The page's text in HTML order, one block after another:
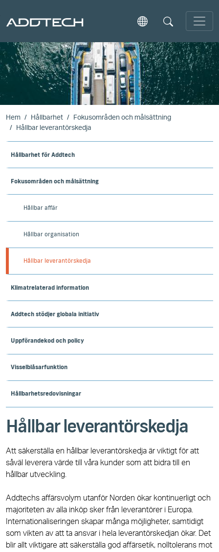
Skip to main content
Hem Hållbarhet
Fokusområden och målsättning
Hållbar leverantörskedja
Hållbarhet för Addtech
Fokusområden och målsättning
Hållbar affär
Hållbar organisation
Hållbar leverantörskedja
Klimatrelaterad information
Addtech stödjer globala initiativ
Uppförandekod och policy
Visselblåsarfunktion
Hållbarhetsredovisningar
Hållbar leverantörskedja
Att säkerställa en hållbar leverantörskedja är viktigt för att
såväl leverera värde till våra kunder som att bidra till en
hållbar utveckling.
Addtechs affärsvolym utanför Norden ökar kontinuerligt och
majoriteten av alla inköp sker från leverantörer i Europa.
Internationaliseringen skapar många möjligheter, samtidigt
som vikten av att ta ansvar i hela leverantörskedjan ökar. Det
blir allt viktigare att säkerställa god affärsetik, nolltolerans mot